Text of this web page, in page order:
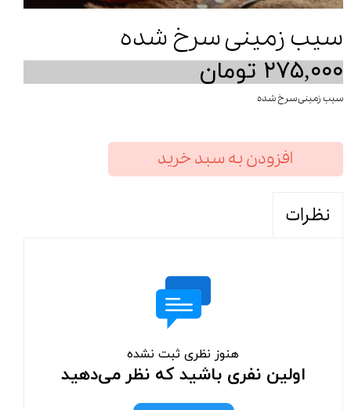
سیب زمینی سرخ شده
۲۷۵,۰۰۰ تومان
سیب زمینی سرخ شده
افزودن به سبد خرید
نظرات
هنوز نظری ثبت نشده
اولین نفری باشید که نظر می‌دهید